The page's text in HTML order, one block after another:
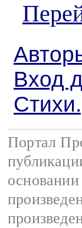
Вход
Портал
основании